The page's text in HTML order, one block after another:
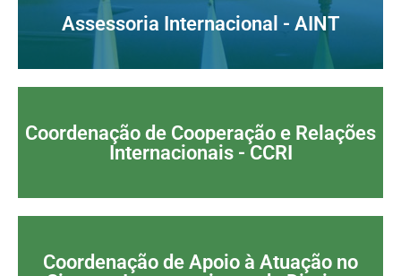
Assessoria Internacional - AINT
Coordenação de Cooperação e Relações
Internacionais - CCRI
Coordenação de Apoio à Atuação no